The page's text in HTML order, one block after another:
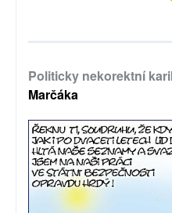
Politicky nekorektní
Marčáka